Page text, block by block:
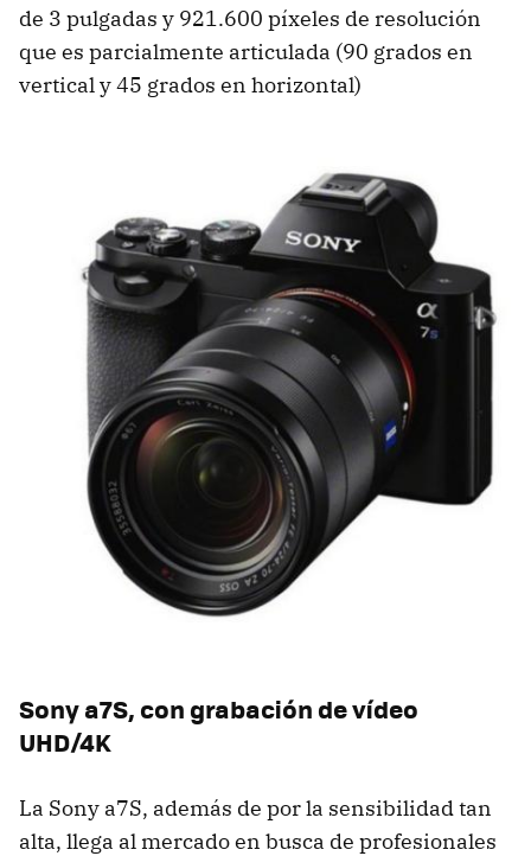
de 3 pulgadas y 921.600 píxeles de resolución
que es parcialmente articulada (90 grados en
vertical y 45 grados en horizontal)
Sony a7S, con grabación de vídeo
UHD/4K
La Sony a7S, además de por la sensibilidad tan
alta, llega al mercado en busca de profesionales